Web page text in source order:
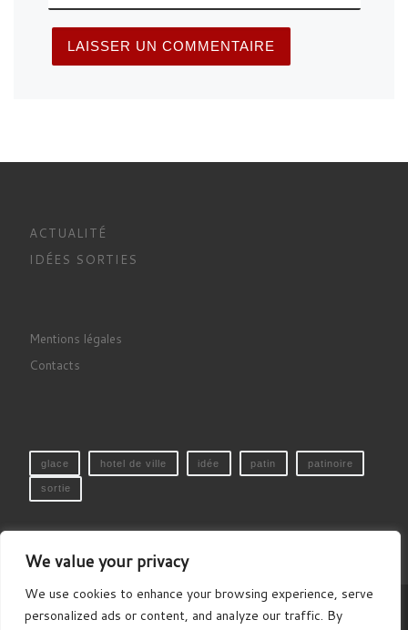
We value your privacy
We use cookies to enhance your browsing experience, serve
personalized ads or content, and analyze our traffic. By
ACTUALITÉ
IDÉES SORTIES
Mentions légales
Contacts
glace hotel de ville idée patin patinoire
sortie
© 2026Paris-Photo-Guide.com– Tous droits réservés